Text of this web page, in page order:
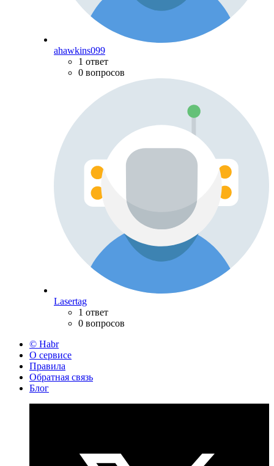
ahawkins099
1 ответ
0 вопросов
Lasertag
1 ответ
0 вопросов
© Habr
О сервисе
Правила
Обратная связь
Блог